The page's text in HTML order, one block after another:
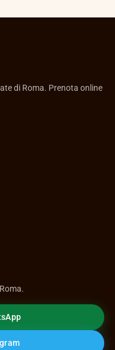
di Roma. Prenota online